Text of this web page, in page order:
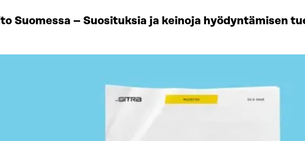
Suomessa – Suosituksia ja keinoja hyödyntämisen